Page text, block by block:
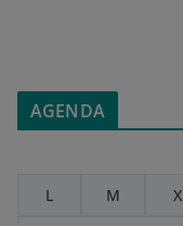
AGENDA
L
M X